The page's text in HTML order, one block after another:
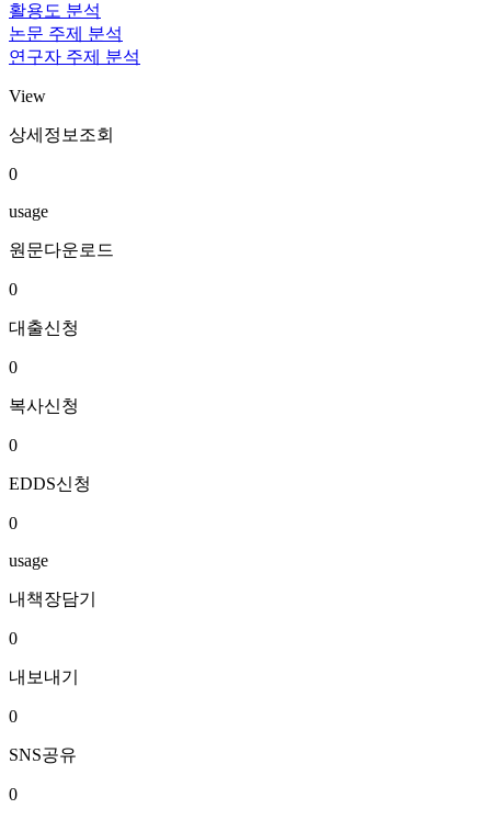
활용도 분석
논문 주제 분석
연구자 주제 분석
View
상세정보조회
0
usage
원문다운로드
0
대출신청
0
복사신청
0
EDDS신청
0
usage
내책장담기
0
내보내기
0
SNS공유
0